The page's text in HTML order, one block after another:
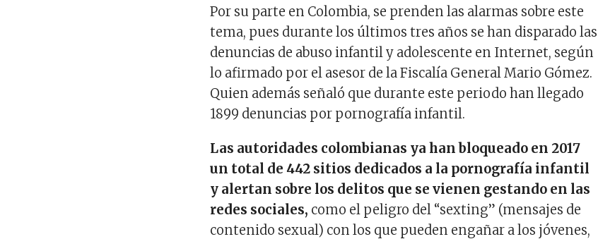
Por su parte en Colombia, se prenden las alarmas sobre este
tema, pues durante los últimos tres años se han disparado las
denuncias de abuso infantil y adolescente en Internet, según
lo afirmado por el asesor de la Fiscalía General Mario Gómez.
Quien además señaló que durante este periodo han llegado
1899 denuncias por pornografía infantil.
Las autoridades colombianas ya han bloqueado en 2017
un total de 442 sitios dedicados a la pornografía infantil
y alertan sobre los delitos que se vienen gestando en las
redes sociales, como el peligro del “sexting” (mensajes de
contenido sexual) con los que pueden engañar a los jóvenes,